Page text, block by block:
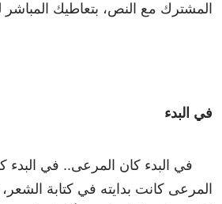
المشترك مع النص، بتعاطيك
في البدء
في البدء كان المرعى.. في البدء
المرعى كانت بدايته في كتابة